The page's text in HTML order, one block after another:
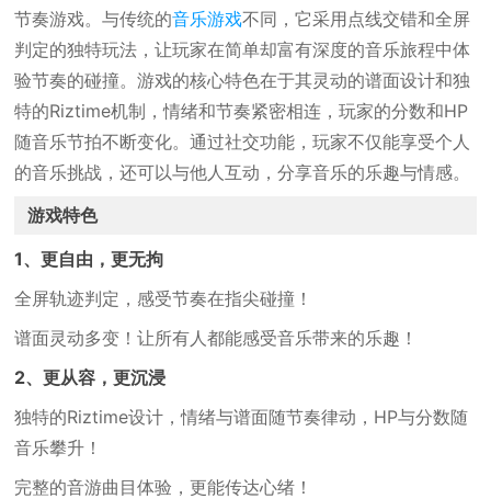
节奏游戏。与传统的音乐游戏不同，它采用点线交错和全屏
判定的独特玩法，让玩家在简单却富有深度的音乐旅程中体
验节奏的碰撞。游戏的核心特色在于其灵动的谱面设计和独
特的Riztime机制，情绪和节奏紧密相连，玩家的分数和HP
随音乐节拍不断变化。通过社交功能，玩家不仅能享受个人
的音乐挑战，还可以与他人互动，分享音乐的乐趣与情感。
游戏特色
1、更自由，更无拘
全屏轨迹判定，感受节奏在指尖碰撞！
谱面灵动多变！让所有人都能感受音乐带来的乐趣！
2、更从容，更沉浸
独特的Riztime设计，情绪与谱面随节奏律动，HP与分数随
音乐攀升！
完整的音游曲目体验，更能传达心绪！